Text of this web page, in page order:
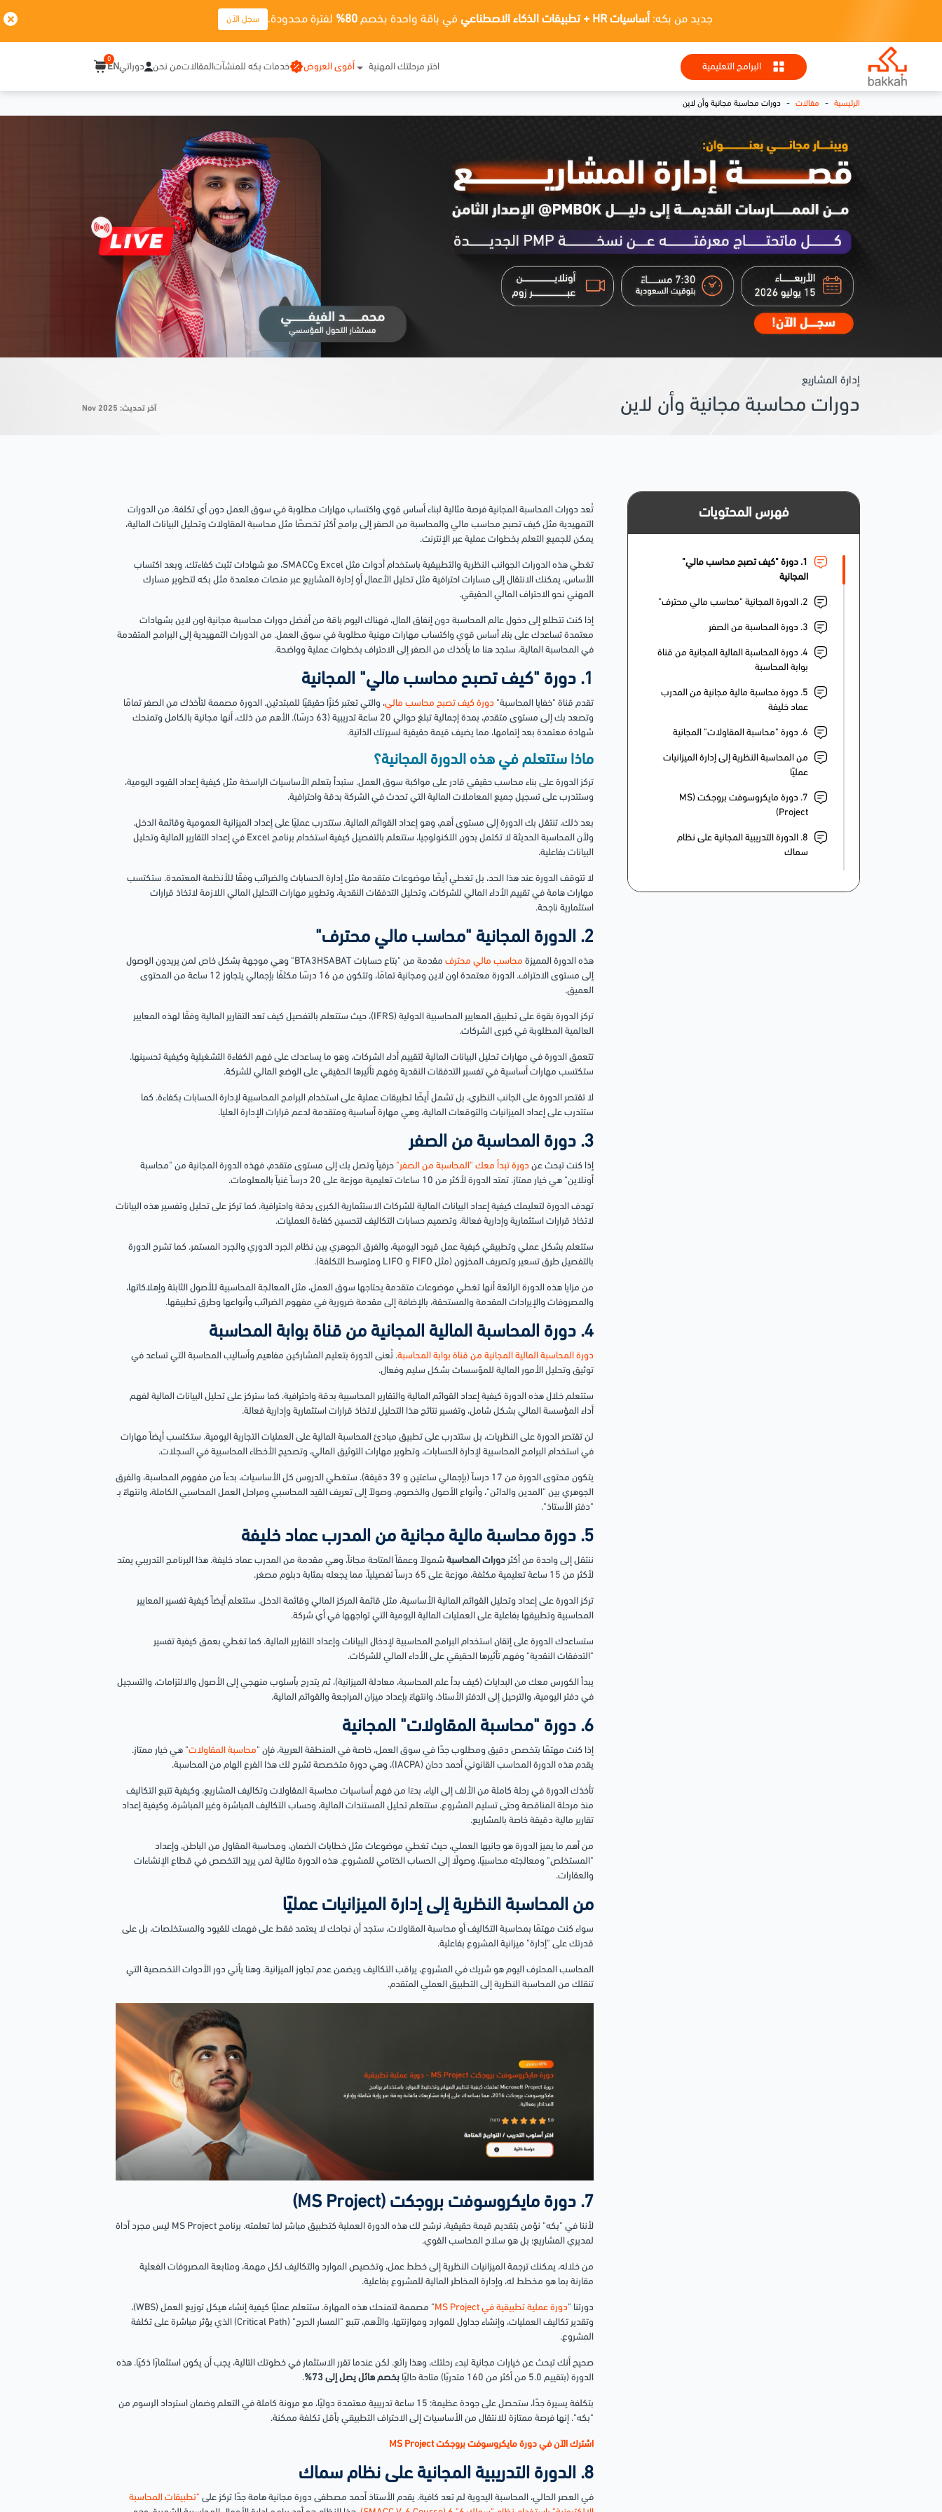
جديد من بكه: أساسيات HR + تطبيقات الذكاء الاصطناعي في باقة واحدة بخصم 80% لفترة محدودة. سجل الآن
البرامج التعليمية اختر مرحلتك المهنية أقوى العروض خدمات بكه للمنشآتالمقالاتمن نحن دوراتيEN
0
الرئيسية - مقالات - دورات محاسبة مجانية وأن لاين
إدارة المشاريع
دورات محاسبة مجانية وأن لاين آخر تحديث: Nov 2025
فهرس المحتويات
1. دورة "كيف تصبح محاسب مالي"
المجانية
2. الدورة المجانية "محاسب مالي محترف"
3. دورة المحاسبة من الصفر
4. دورة المحاسبة المالية المجانية من قناة
بوابة المحاسبة
5. دورة محاسبة مالية مجانية من المدرب
عماد خليفة
6. دورة "محاسبة المقاولات" المجانية
من المحاسبة النظرية إلى إدارة الميزانيات
عمليًا
7. دورة مايكروسوفت بروجكت (MS
Project)
8. الدورة التدريبية المجانية على نظام
سماك
تُعد دورات المحاسبة المجانية فرصة مثالية لبناء أساس قوي واكتساب مهارات مطلوبة في سوق العمل دون أي تكلفة. من الدورات
التمهيدية مثل كيف تصبح محاسب مالي والمحاسبة من الصفر إلى برامج أكثر تخصصًا مثل محاسبة المقاولات وتحليل البيانات المالية،
يمكن للجميع التعلم بخطوات عملية عبر الإنترنت.
تغطي هذه الدورات الجوانب النظرية والتطبيقية باستخدام أدوات مثل Excel وSMACC، مع شهادات تثبت كفاءتك. وبعد اكتساب
الأساس، يمكنك الانتقال إلى مسارات احترافية مثل تحليل الأعمال أو إدارة المشاريع عبر منصات معتمدة مثل بكه لتطوير مسارك
المهني نحو الاحتراف المالي الحقيقي.
إذا كنت تتطلع إلى دخول عالم المحاسبة دون إنفاق المال، فهناك اليوم باقة من أفضل دورات محاسبة مجانية اون لاين بشهادات
معتمدة تساعدك على بناء أساس قوي واكتساب مهارات مهنية مطلوبة في سوق العمل. من الدورات التمهيدية إلى البرامج المتقدمة
في المحاسبة المالية، ستجد هنا ما يأخذك من الصفر إلى الاحتراف بخطوات عملية وواضحة.
1. دورة "كيف تصبح محاسب مالي" المجانية
تقدم قناة "خفايا المحاسبة" دورة كيف تصبح محاسب مالي، والتي تعتبر كنزًا حقيقيًا للمبتدئين. الدورة مصممة لتأخذك من الصفر تمامًا
وتصعد بك إلى مستوى متقدم، بمدة إجمالية تبلغ حوالي 20 ساعة تدريبية (63 درسًا). الأهم من ذلك، أنها مجانية بالكامل وتمنحك
شهادة معتمدة بعد إتمامها، مما يضيف قيمة حقيقية لسيرتك الذاتية.
ماذا ستتعلم في هذه الدورة المجانية؟
تركز الدورة على بناء محاسب حقيقي قادر على مواكبة سوق العمل. ستبدأ بتعلم الأساسيات الراسخة مثل كيفية إعداد القيود اليومية،
وستتدرب على تسجيل جميع المعاملات المالية التي تحدث في الشركة بدقة واحترافية.
بعد ذلك، تنتقل بك الدورة إلى مستوى أهم، وهو إعداد القوائم المالية. ستتدرب عمليًا على إعداد الميزانية العمومية وقائمة الدخل.
ولأن المحاسبة الحديثة لا تكتمل بدون التكنولوجيا، ستتعلم بالتفصيل كيفية استخدام برنامج Excel في إعداد التقارير المالية وتحليل
البيانات بفاعلية.
لا تتوقف الدورة عند هذا الحد، بل تغطي أيضًا موضوعات متقدمة مثل إدارة الحسابات والضرائب وفقًا للأنظمة المعتمدة. ستكتسب
مهارات هامة في تقييم الأداء المالي للشركات، وتحليل التدفقات النقدية، وتطوير مهارات التحليل المالي اللازمة لاتخاذ قرارات
استثمارية ناجحة.
2. الدورة المجانية "محاسب مالي محترف"
هذه الدورة المميزة محاسب مالي محترف
مقدمة من "بتاع حسابات BTA3HSABAT" وهي موجهة بشكل خاص لمن يريدون الوصول
إلى مستوى الاحتراف. الدورة معتمدة اون لاين ومجانية تمامًا، وتتكون من 16 درسًا مكثفًا بإجمالي يتجاوز 12 ساعة من المحتوى
العميق.
تركز الدورة بقوة على تطبيق المعايير المحاسبية الدولية (IFRS)، حيث ستتعلم بالتفصيل كيف تعد التقارير المالية وفقًا لهذه المعايير
العالمية المطلوبة في كبرى الشركات.
تتعمق الدورة في مهارات تحليل البيانات المالية لتقييم أداء الشركات، وهو ما يساعدك على فهم الكفاءة التشغيلية وكيفية تحسينها.
ستكتسب مهارات أساسية في تفسير التدفقات النقدية وفهم تأثيرها الحقيقي على الوضع المالي للشركة.
لا تقتصر الدورة على الجانب النظري، بل تشمل أيضًا تطبيقات عملية على استخدام البرامج المحاسبية لإدارة الحسابات بكفاءة. كما
ستتدرب على إعداد الميزانيات والتوقعات المالية، وهي مهارة أساسية ومتقدمة لدعم قرارات الإدارة العليا.
3. دورة المحاسبة من الصفر
إذا كنت تبحث عندورة تبدأ معك "المحاسبة من الصفر" حرفياً وتصل بك إلى مستوى متقدم، فهذه الدورة المجانية من "محاسبة
أونلاين" هي خيار ممتاز. تمتد الدورة لأكثر من 10 ساعات تعليمية موزعة على 20 درساً غنياً بالمعلومات.
تهدف الدورة لتعليمك كيفية إعداد البيانات المالية للشركات الاستثمارية الكبرى بدقة واحترافية. كما تركز على تحليل وتفسير هذه البيانات
لاتخاذ قرارات استثمارية وإدارية فعالة، وتصميم حسابات التكاليف لتحسين كفاءة العمليات.
ستتعلم بشكل عملي وتطبيقي كيفية عمل قيود اليومية، والفرق الجوهري بين نظام الجرد الدوري والجرد المستمر. كما تشرح الدورة
بالتفصيل طرق تسعير وتصريف المخزون (مثل FIFO و LIFO ومتوسط التكلفة).
من مزايا هذه الدورة الرائعة أنها تغطي موضوعات متقدمة يحتاجها سوق العمل، مثل المعالجة المحاسبية للأصول الثابتة وإهلاكاتها،
والمصروفات والإيرادات المقدمة والمستحقة، بالإضافة إلى مقدمة ضرورية في مفهوم الضرائب وأنواعها وطرق تطبيقها.
4. دورة المحاسبة المالية المجانية من قناة بوابة المحاسبة
دورة المحاسبة المالية المجانية من قناة بوابة المحاسبة. تُعنى الدورة بتعليم المشاركين مفاهيم وأساليب المحاسبة التي تساعد في
توثيق وتحليل الأمور المالية للمؤسسات بشكل سليم وفعال.
ستتعلم خلال هذه الدورة كيفية إعداد القوائم المالية والتقارير المحاسبية بدقة واحترافية. كما ستركز على تحليل البيانات المالية لفهم
أداء المؤسسة المالي بشكل شامل، وتفسير نتائج هذا التحليل لاتخاذ قرارات استثمارية وإدارية فعالة.
لن تقتصر الدورة على النظريات، بل ستتدرب على تطبيق مبادئ المحاسبة المالية على العمليات التجارية اليومية. ستكتسب أيضاً مهارات
في استخدام البرامج المحاسبية لإدارة الحسابات، وتطوير مهارات التوثيق المالي، وتصحيح الأخطاء المحاسبية في السجلات.
يتكون محتوى الدورة من 17 درساً (بإجمالي ساعتين و 39 دقيقة). ستغطي الدروس كل الأساسيات، بدءاً من مفهوم المحاسبة، والفرق
الجوهري بين "المدين والدائن"، وأنواع الأصول والخصوم، وصولاً إلى تعريف القيد المحاسبي ومراحل العمل المحاسبي الكاملة، وانتهاءً بـ
"دفتر الأستاذ".
5. دورة محاسبة مالية مجانية من المدرب عماد خليفة
ننتقل إلى واحدة من أكثر دورات المحاسبةشمولاً وعمقاً المتاحة مجاناً، وهي مقدمة من المدرب عماد خليفة. هذا البرنامج التدريبي يمتد
لأكثر من 15 ساعة تعليمية مكثفة، موزعة على 65 درساً تفصيلياً، مما يجعله بمثابة دبلوم مصغر.
تركز الدورة على إعداد وتحليل القوائم المالية الأساسية، مثل قائمة المركز المالي وقائمة الدخل. ستتعلم أيضاً كيفية تفسير المعايير
المحاسبية وتطبيقها بفاعلية على العمليات المالية اليومية التي تواجهها في أي شركة.
ستساعدك الدورة على إتقان استخدام البرامج المحاسبية لإدخال البيانات وإعداد التقارير المالية. كما تغطي بعمق كيفية تفسير
"التدفقات النقدية" وفهم تأثيرها الحقيقي على الأداء المالي للشركات.
يبدأ الكورس معك من البدايات (كيف بدأ علم المحاسبة، معادلة الميزانية)، ثم يتدرج بأسلوب منهجي إلى الأصول والالتزامات، والتسجيل
في دفتر اليومية، والترحيل إلى الدفتر الأستاذ، وانتهاءً بإعداد ميزان المراجعة والقوائم المالية.
6. دورة "محاسبة المقاولات" المجانية
إذا كنت مهتمًا بتخصص دقيق ومطلوب جدًا في سوق العمل، خاصة في المنطقة العربية، فإن "محاسبة المقاولات" هي خيار ممتاز.
يقدم هذه الدورة المحاسب القانوني أحمد دحان (IACPA)، وهي دورة متخصصة تشرح لك هذا الفرع الهام من المحاسبة.
تأخذك الدورة في رحلة كاملة من الألف إلى الياء، بدءًا من فهم أساسيات محاسبة المقاولات وتكاليف المشاريع، وكيفية تتبع التكاليف
منذ مرحلة المناقصة وحتى تسليم المشروع. ستتعلم تحليل المستندات المالية، وحساب التكاليف المباشرة وغير المباشرة، وكيفية إعداد
تقارير مالية دقيقة خاصة بالمشاريع.
من أهم ما يميز الدورة هو جانبها العملي، حيث تغطي موضوعات مثل خطابات الضمان، ومحاسبة المقاول من الباطن، وإعداد
"المستخلص" ومعالجته محاسبيًا، وصولًا إلى الحساب الختامي للمشروع. هذه الدورة مثالية لمن يريد التخصص في قطاع الإنشاءات
والعقارات.
من المحاسبة النظرية إلى إدارة الميزانيات عمليًا
سواء كنت مهتمًا بمحاسبة التكاليف أو محاسبة المقاولات، ستجد أن نجاحك لا يعتمد فقط على فهمك للقيود والمستخلصات، بل على
قدرتك على "إدارة" ميزانية المشروع بفاعلية.
المحاسب المحترف اليوم هو شريك في المشروع، يراقب التكاليف ويضمن عدم تجاوز الميزانية. وهنا يأتي دور الأدوات التخصصية التي
تنقلك من المحاسبة النظرية إلى التطبيق العملي المتقدم.
7. دورة مايكروسوفت بروجكت (MS Project)
لأننا في "بكه" نؤمن بتقديم قيمة حقيقية، نرشح لك هذه الدورة العملية كتطبيق مباشر لما تعلمته. برنامج MS Project ليس مجرد أداة
لمديري المشاريع؛ بل هو سلاح المحاسب القوي.
من خلاله، يمكنك ترجمة الميزانيات النظرية إلى خطط عمل، وتخصيص الموارد والتكاليف لكل مهمة، ومتابعة المصروفات الفعلية
مقارنة بما هو مخطط له، وإدارة المخاطر المالية للمشروع بفاعلية.
دورتنا "دورة عملية تطبيقية في MS Project
" مصممة لتمنحك هذه المهارة. ستتعلم عمليًا كيفية إنشاء هيكل توزيع العمل (WBS)،
وتقدير تكاليف العمليات، وإنشاء جداول للموارد وموازنتها، والأهم، تتبع "المسار الحرج" (Critical Path) الذي يؤثر مباشرة على تكلفة
المشروع.
صحيح أنك تبحث عن خيارات مجانية لبدء رحلتك، وهذا رائع. لكن عندما تقرر الاستثمار في خطوتك التالية، يجب أن يكون استثمارًا ذكيًا. هذه
الدورة (بتقييم 5.0 من أكثر من 160 متدربًا) متاحة حاليًا
بخصم هائل يصل إلى 73% .
بتكلفة يسيرة جدًا، ستحصل على جودة عظيمة: 15 ساعة تدريبية معتمدة دوليًا، مع مرونة كاملة في التعلم وضمان استرداد الرسوم من
"بكه". إنها فرصة ممتازة للانتقال من الأساسيات إلى الاحتراف التطبيقي بأقل تكلفة ممكنة.
اشترك الآن في دورة مايكروسوفت بروجكت MS Project
8. الدورة التدريبية المجانية على نظام سماك
في العصر الحالي، المحاسبة اليدوية لم تعد كافية. يقدم الأستاذ أحمد مصطفى دورة مجانية هامة جدًا تركز على "تطبيقات المحاسبة